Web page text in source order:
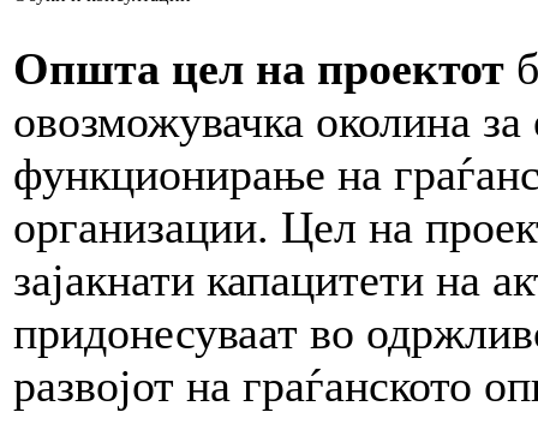
Општа цел на проектот
овозможувачка околина
функционирање на
организации. Цел на
зајакнати капацитети на
придонесуваат во
развојот на граѓанското